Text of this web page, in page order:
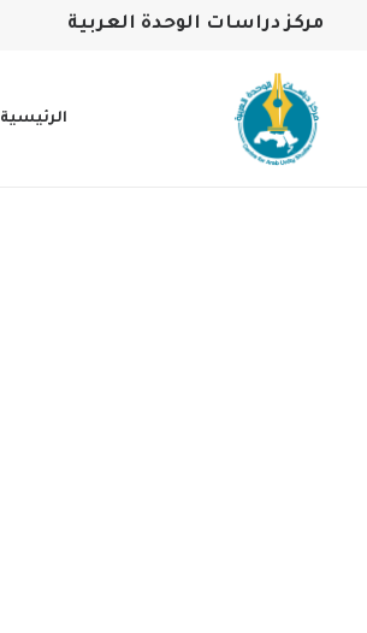
مركز دراسات الوحدة العربية
الرئيسية